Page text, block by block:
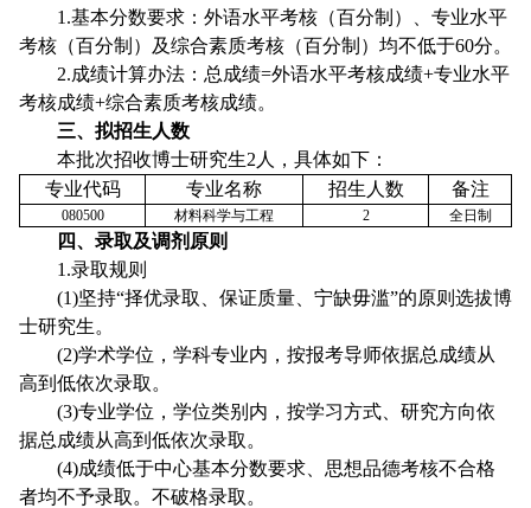
1.基本分数要求：外语水平考核（百分制）、专业水平
考核（百分制）及综合素质考核（百分制）均不低于60分。
2.成绩计算办法：总成绩=外语水平考核成绩+专业水平
考核成绩+综合素质考核成绩。
三、拟招生人数
本批次招收博士研究生2 人，具体如下：
专业代码
专业名称 招生人数 备注
080500 材料科学与工程 2 全日制
四、录取及调剂原则
1 .录取规则
(1)坚持“择优录取、保证质量、宁缺毋滥”的原则选拔博
士研究生。
(2)学术学位，学科专业内，按报考导师依据总成绩从
高到低依次录取。
(3)专业学位，学位类别内，按学习方式、研究方向依
据总成绩从高到低依次录取。
(4)成绩低于中心基本分数要求、思想品德考核不合格
者均不予录取。不破格录取。